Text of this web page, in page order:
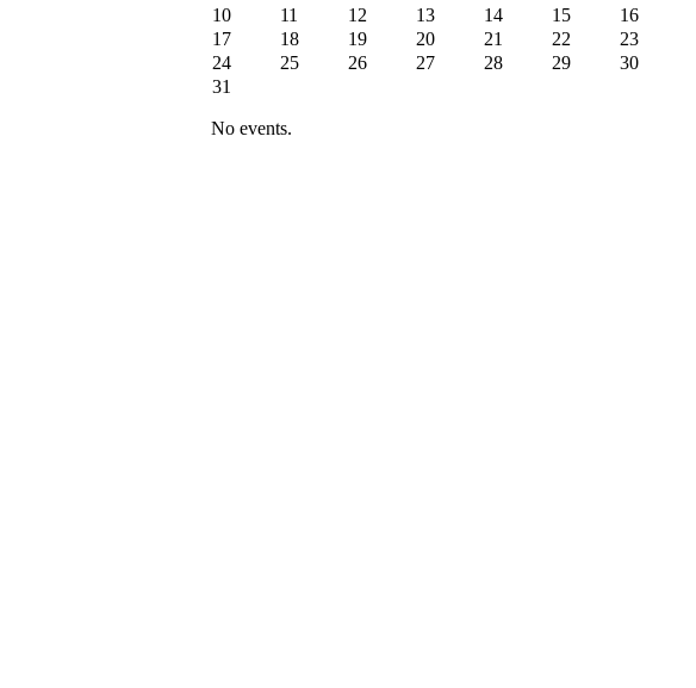
10
11 12 13 14 15
16
17
18 19 20 21 22
23
24
25 26 27 28 29
30
31
No events.